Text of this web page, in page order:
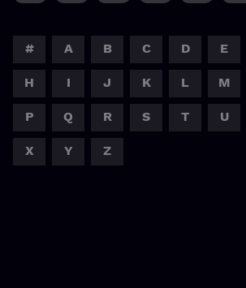
# A B C D E
H I J K L M
P Q R S T U
X Y Z